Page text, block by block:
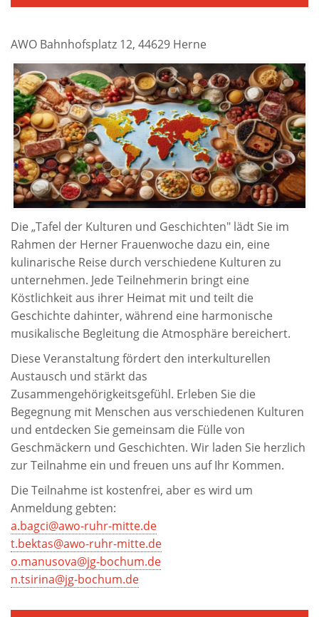
AWO Bahnhofsplatz 12, 44629 Herne
Die „Tafel der Kulturen und Geschichten" lädt Sie im
Rahmen der Herner Frauenwoche dazu ein, eine
kulinarische Reise durch verschiedene Kulturen zu
unternehmen. Jede Teilnehmerin bringt eine
Köstlichkeit aus ihrer Heimat mit und teilt die
Geschichte dahinter, während eine harmonische
musikalische Begleitung die Atmosphäre bereichert.
Diese Veranstaltung fördert den interkulturellen
Austausch und stärkt das
Zusammengehörigkeitsgefühl. Erleben Sie die
Begegnung mit Menschen aus verschiedenen Kulturen
und entdecken Sie gemeinsam die Fülle von
Geschmäckern und Geschichten. Wir laden Sie herzlich
zur Teilnahme ein und freuen uns auf Ihr Kommen.
Die Teilnahme ist kostenfrei, aber es wird um
Anmeldung gebten:
a.bagci@awo-ruhr-mitte.de
t.bektas@awo-ruhr-mitte.de
o.manusova@jg-bochum.de
n.tsirina@jg-bochum.de